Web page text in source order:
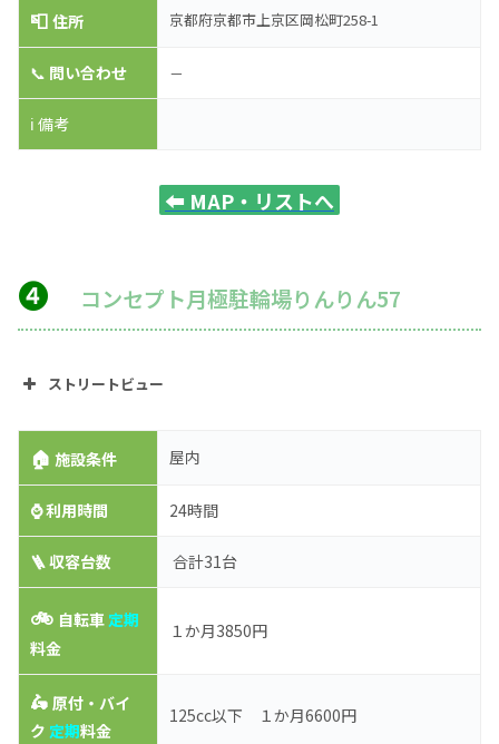
📮住所 京都府京都市上京区岡松町258-1
📞 問い合わせ －
ℹ️ 備考
⬅️ MAP・リストへ
❹ コンセプト月極駐輪場りんりん57
ストリートビュー
🏠施設条件 屋内
⌚利用時間 24時間
🪜 収容台数 合計31台
🚲 自転車定期
料金
１か月3850円
🛵原付・バイ
ク定期料金
125cc以下 １か月6600円